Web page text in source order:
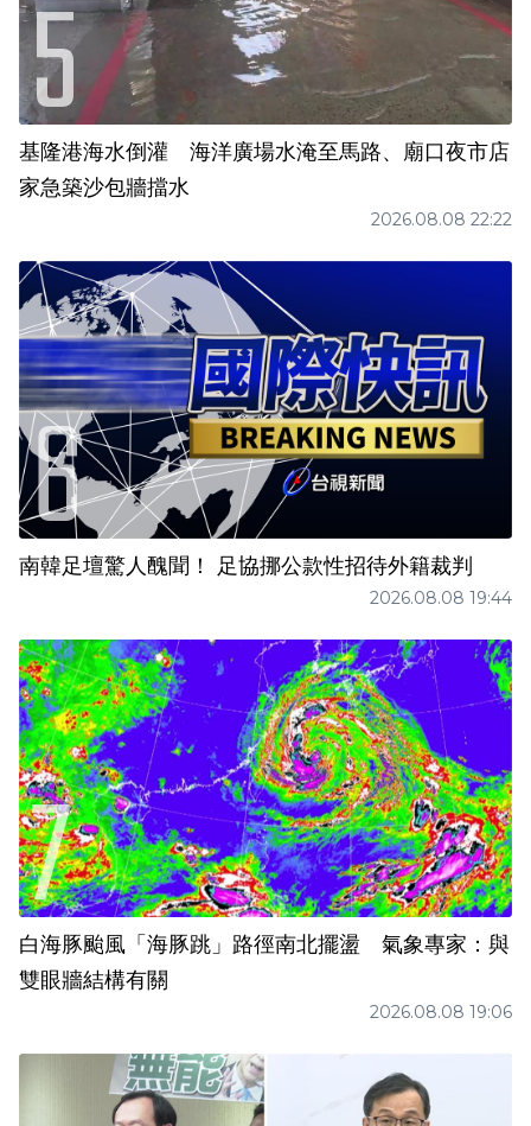
基隆港海水倒灌 海洋廣場水淹至馬路、廟口夜市店
家急築沙包牆擋水
2026.08.08 22:22
南韓足壇驚人醜聞！ 足協挪公款性招待外籍裁判
2026.08.08 19:44
白海豚颱風「海豚跳」路徑南北擺盪 氣象專家：與
雙眼牆結構有關
2026.08.08 19:06